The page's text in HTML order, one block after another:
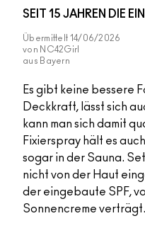
SEIT 15 JAHREN DIE
Übermittelt 14/06/2026
von NC42Girl
aus Bayern
Es gibt keine bessere
Deckkraft, lässt sich
kann man sich damit
Fixierspray hält es
sogar in der Sauna.
nicht von der Haut
der eingebaute SPF,
Sonnencreme verträgt.